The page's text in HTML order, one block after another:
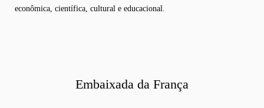
econômica, científica, cultural e educacional.
Embaixada da França